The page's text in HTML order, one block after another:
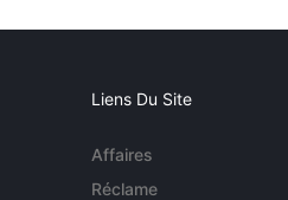
Liens Du Site
Affaires
Réclame